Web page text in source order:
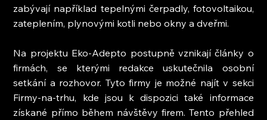
zabývají například tepelnými čerpadly, fotovoltaikou,
zateplením, plynovými kotli nebo okny a dveřmi.
Na projektu Eko-Adepto postupně vznikají články o
firmách, se kterými redakce uskutečnila osobní
setkání a rozhovor. Tyto firmy je možné najít v sekci
Firmy-na-trhu, kde jsou k dispozici také informace
získané přímo během návštěvy firem. Tento přehled